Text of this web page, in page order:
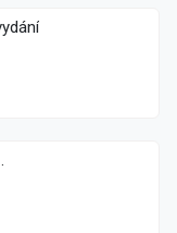
vydání